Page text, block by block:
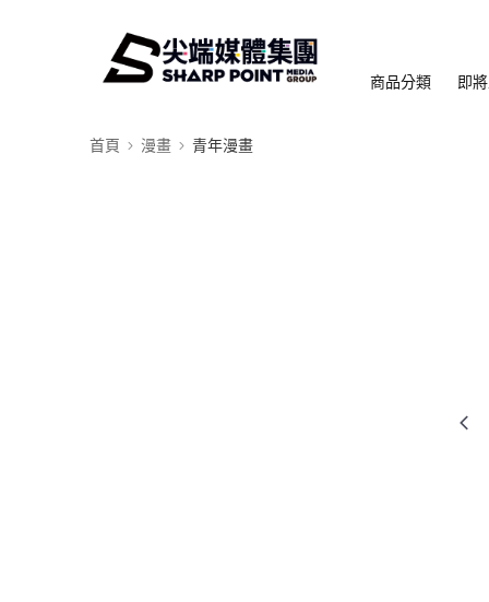
商品分類 即
首頁 漫畫 青年漫畫